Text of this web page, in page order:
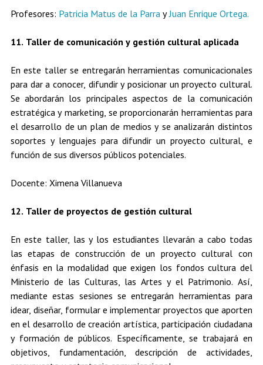
Profesores: Patricia Matus de la ParrayJuan Enrique Ortega.
11. Taller de comunicación y gestión cultural aplicada
En este taller se entregarán herramientas comunicacionales
para dar a conocer, difundir y posicionar un proyecto cultural.
Se abordarán los principales aspectos de la comunicación
estratégica y marketing, se proporcionarán herramientas para
el desarrollo de un plan de medios y se analizarán distintos
soportes y lenguajes para difundir un proyecto cultural, e
función de sus diversos públicos potenciales.
Docente: Ximena Villanueva
12. Taller de proyectos de gestión cultural
En este taller, las y los estudiantes llevarán a cabo todas
las etapas de construcción de un proyecto cultural con
énfasis en la modalidad que exigen los fondos cultura del
Ministerio de las Culturas, las Artes y el Patrimonio. Así,
mediante estas sesiones se entregarán herramientas para
idear, diseñar, formular e implementar proyectos que aporten
en el desarrollo de creación artística, participación ciudadana
y formación de públicos. Específicamente, se trabajará en
objetivos, fundamentación, descripción de actividades,